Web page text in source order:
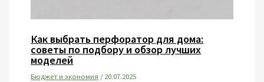
Как выбрать перфоратор для дома:
советы по подбору и обзор лучших
моделей
Бюджет и экономия /20.07.2025